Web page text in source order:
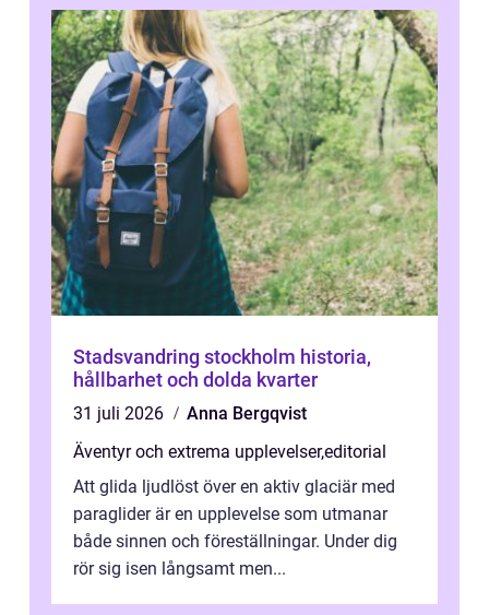
Stadsvandring stockholm historia,
hållbarhet och dolda kvarter
31 juli 2026
Anna Bergqvist
Äventyr och extrema upplevelser,editorial
Att glida ljudlöst över en aktiv glaciär med
paraglider är en upplevelse som utmanar
både sinnen och föreställningar. Under dig
rör sig isen långsamt men...